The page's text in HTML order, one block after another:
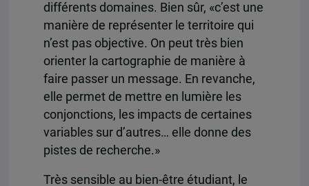
différents domaines. Bien sûr, «c’est une
manière de représenter le territoire qui
n’est pas objective. On peut très bien
orienter la cartographie de manière à
faire passer un message. En revanche,
elle permet de mettre en lumière les
conjonctions, les impacts de certaines
variables sur d’autres… elle donne des
pistes de recherche.»
Très sensible au bien-être étudiant, le